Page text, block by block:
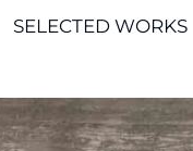
SELECTED WORKS